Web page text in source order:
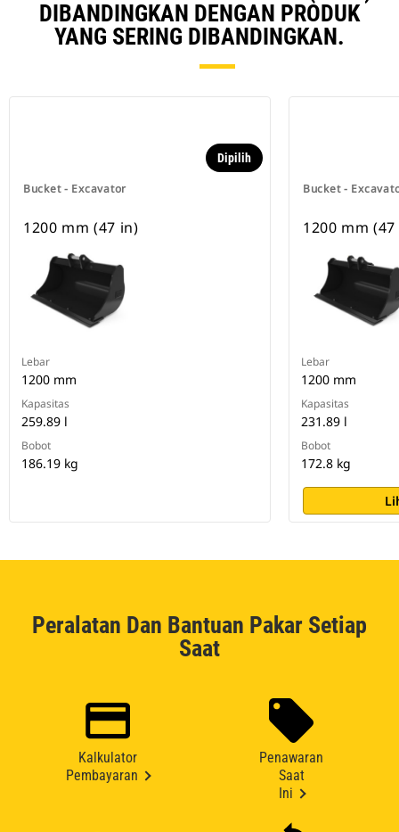
DIBANDINGKAN DENGAN PRODUK
YANG SERING DIBANDINGKAN.
Bucket - Excavator
Dipilih
1200 mm (47 in)
Lebar
1200 mm
Kapasitas
259.89 l
Bobot
186.19 kg
Bucket -
1200 mm
Lebar
1200 mm
Kapasitas
231.89 l
Bobot
172.8 kg
Peralatan Dan Bantuan Pakar Setiap
Saat
Kalkulator
Pembayaran
Penawaran
Saat
Ini